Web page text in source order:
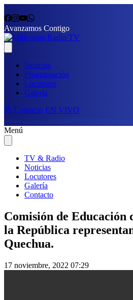
Avanzamos Contigo
Noticias
Programación
Locutores
Galería
📩 Contacto EN VIVO
Menú
TV & Radio
Noticias
Locutores
Galería
Contacto
Comisión de Educación
la República
Quechua.
17 noviembre, 2022 07:29